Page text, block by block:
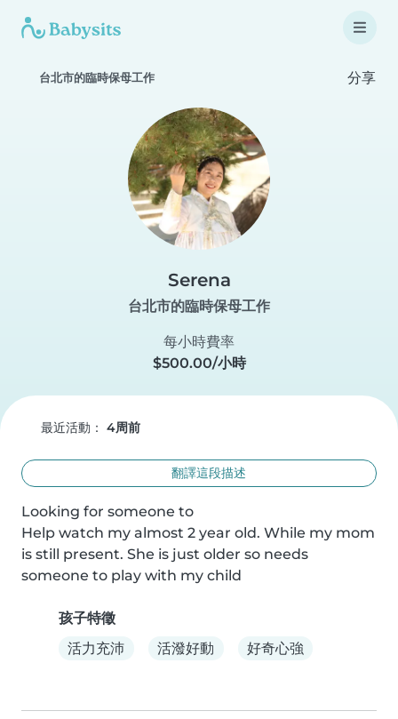
台北市的臨時保母工作 分享
Serena
台北市的臨時保母工作
每小時費率
$500.00/小時
最近活動： 4周前
翻譯這段描述
Looking for someone to
Help watch my almost 2 year old. While my mom
is still present. She is just older so needs
someone to play with my child
孩子特徵
活力充沛
活潑好動 好奇心強